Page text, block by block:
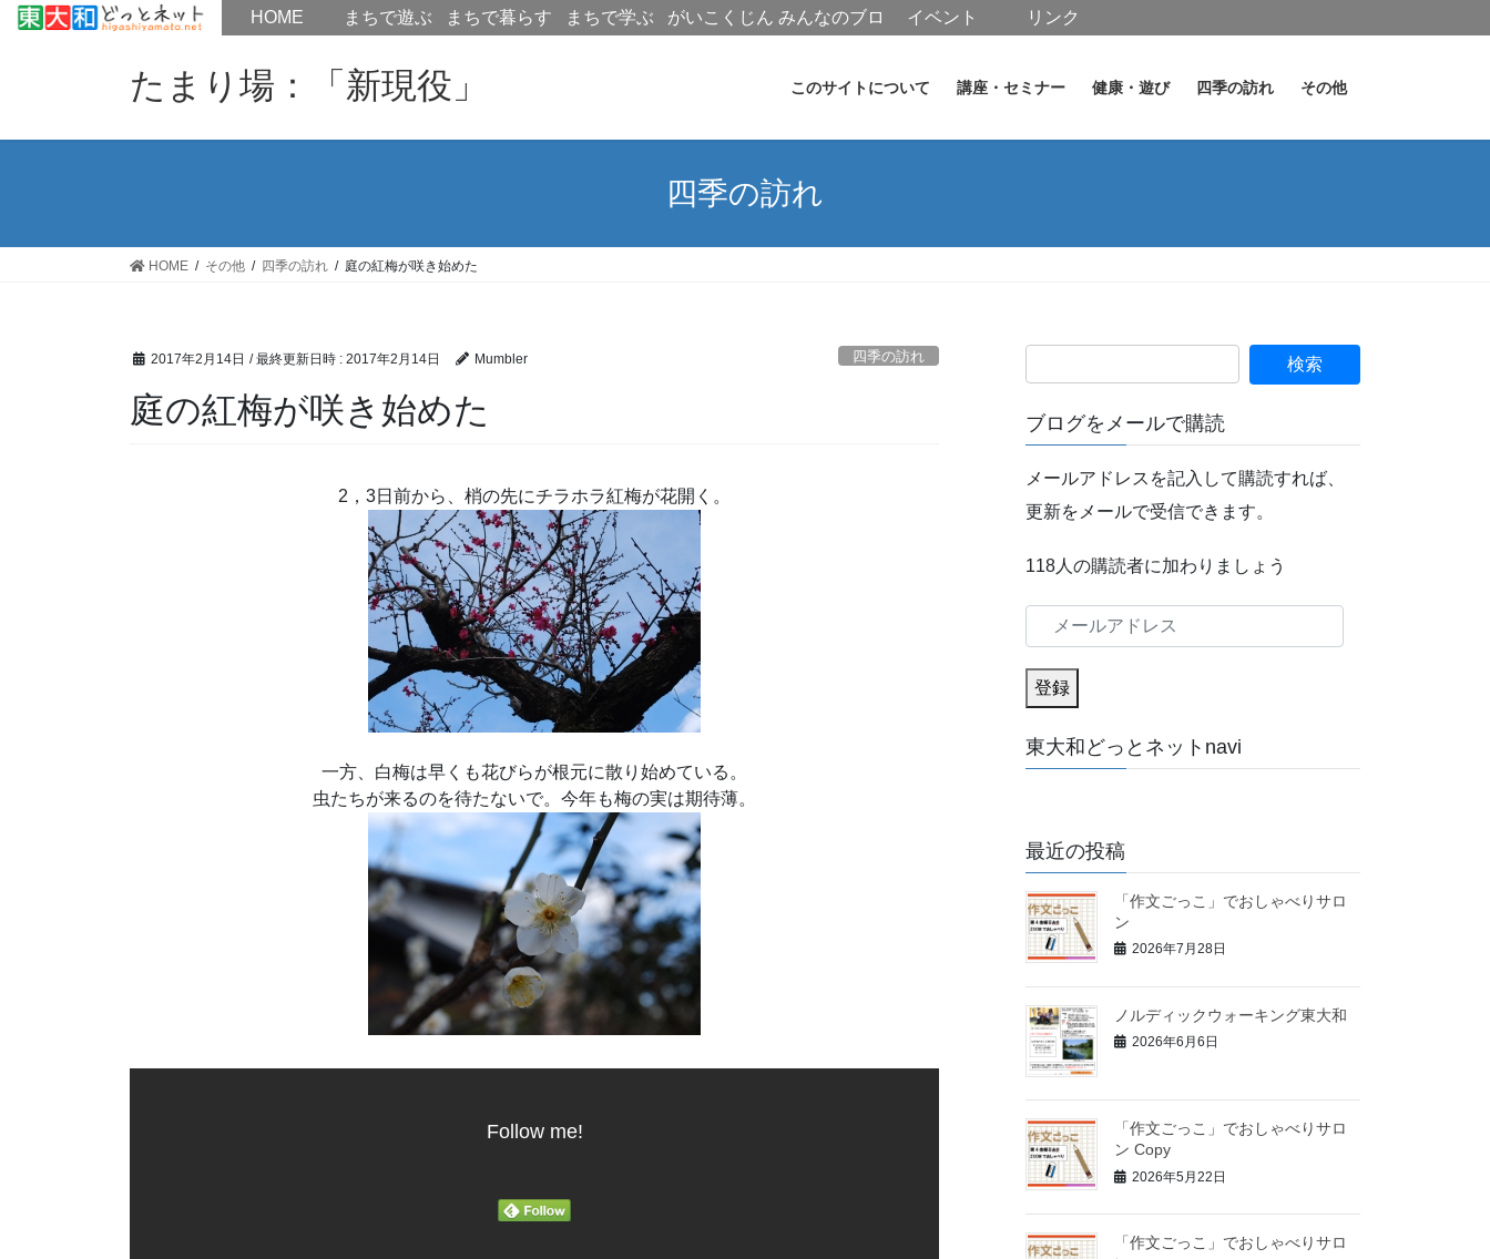
たまり場：「新現役」 このサイトについて 講座・セミナー 健康・遊び 四季の訪れ その他
四季の訪れ
HOME その他 四季の訪れ 庭の紅梅が咲き始めた
2017年2月14日 / 最終更新日時 : 2017年2月14日 Mumbler 四季の訪れ
庭の紅梅が咲き始めた
2，3日前から、梢の先にチラホラ紅梅が花開く。
一方、白梅は早くも花びらが根元に散り始めている。
虫たちが来るのを待たないで。今年も梅の実は期待薄。
Follow me!
ブログをメールで購読
メールアドレスを記入して購読すれば、
更新をメールで受信できます。
118人の購読者に加わりましょう
ー
ル
ド
登録
東大和どっとネットnavi
最近の投稿
「作文ごっこ」でおしゃべりサロ
ン
2026年7月28日
ノルディックウォーキング東大和
2026年6月6日
「作文ごっこ」でおしゃべりサロ
ン Copy
2026年5月22日
「作文ごっこ」でおしゃべりサロ
HOMEHOME まちで遊ぶ まちで暮らす まちで学ぶ がいこくじん みんなのブロ
イベント リンク